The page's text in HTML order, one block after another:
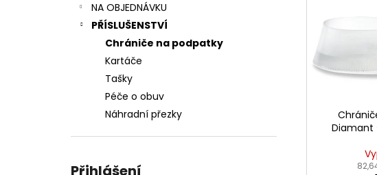
NA OBJEDNÁVKU
PŘÍSLUŠENSTVÍ
Chrániče na podpatky
Kartáče
Tašky
Péče o obuv
Náhradní přezky
Přihlášení
o
dp
Diamant